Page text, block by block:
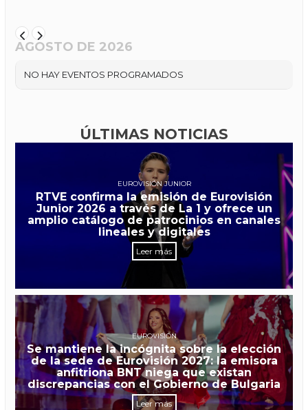
AGOSTO DE 2026
NO HAY EVENTOS PROGRAMADOS
ÚLTIMAS NOTICIAS
EUROVISIÓN JUNIOR
RTVE confirma la emisión de Eurovisión
Junior 2026 a través de La 1 y ofrece un
amplio catálogo de patrocinios en canales
lineales y digitales
Leer más
EUROVISIÓN
Se mantiene la incógnita sobre la elección
de la sede de Eurovisión 2027: la emisora
anfitriona BNT niega que existan
discrepancias con el Gobierno de Bulgaria
Leer más